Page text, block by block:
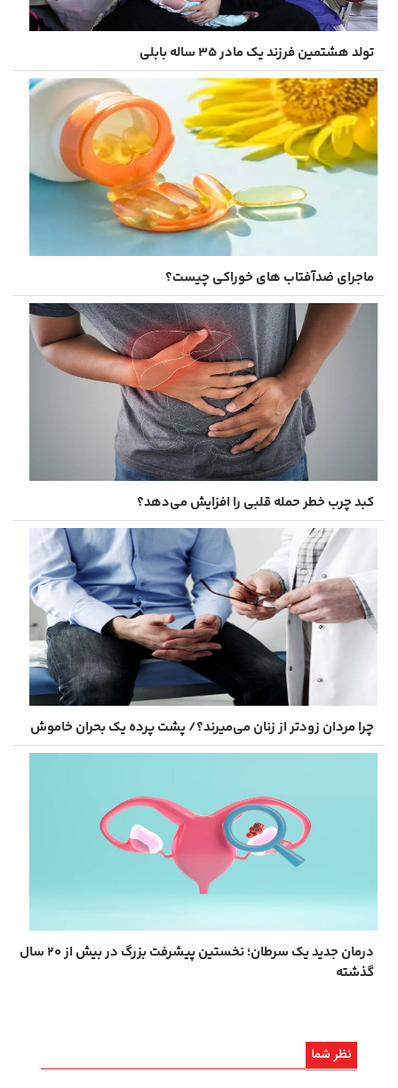
تولد هشتمین فرزند یک مادر ۳۵ ساله بابلی
ماجرای ضدآفتاب های خوراکی چیست؟
کبد چرب خطر حمله قلبی را افزایش می‌دهد؟
چرا مردان زودتر از زنان می‌میرند؟/ پشت پرده یک بحران خاموش
درمان جدید یک سرطان؛ نخستین پیشرفت بزرگ در بیش از ۲۰ سال
گذشته
نظر شما